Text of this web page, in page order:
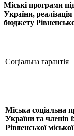
Міські програми
України,
бюджету
Соціальна гарантія
Міська соціальна
України та членів
Рівненської